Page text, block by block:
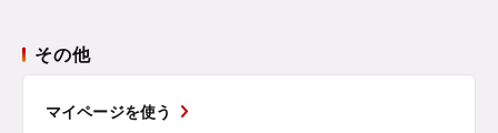
その他
マイページを使う